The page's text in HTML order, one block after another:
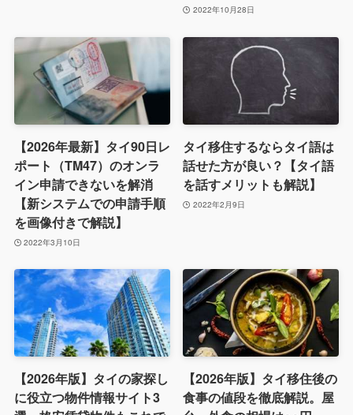
2022年10月28日
【2026年最新】タイ90日レ
ポート（TM47）のオンラ
イン申請できないを解消
【新システムでの申請手順
を画像付きで解説】
2022年3月10日
タイ移住するならタイ語は
話せた方が良い？【タイ語
を話すメリットも解説】
2022年2月9日
【2026年版】タイの家探し
に役立つ物件情報サイト3
【2026年版】タイ移住後の
食事の値段を徹底解説。屋